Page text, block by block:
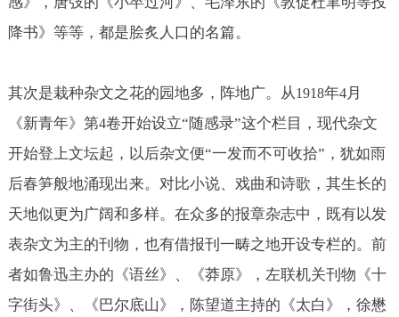
降书》等等，都是脍炙人口的名篇。
其次是栽种杂文之花的园地多，阵地广。从1918年4月
《新青年》第4卷开始设立“随感录”这个栏目，现代杂文
开始登上文坛起，以后杂文便“一发而不可收拾”，犹如雨
后春笋般地涌现出来。对比小说、戏曲和诗歌，其生长的
天地似更为广阔和多样。在众多的报章杂志中，既有以发
表杂文为主的刊物，也有借报刊一畴之地开设专栏的。前
者如鲁迅主办的《语丝》、《莽原》，左联机关刊物《十
字街头》、《巴尔底山》，陈望道主持的《太白》，徐懋